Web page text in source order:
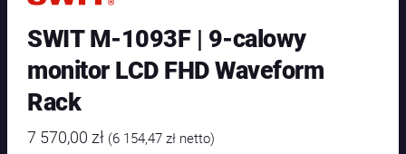
SWIT M-1093F | 9-calowy
monitor LCD FHD Waveform
Rack
7 570,00zł (6 154,47zł netto)